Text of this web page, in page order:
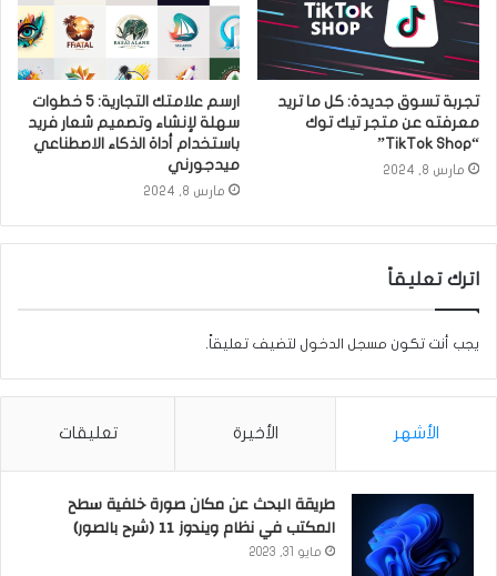
تجربة تسوق جديدة: كل ما تريد
معرفته عن متجر تيك توك
“TikTok Shop”
مارس 8, 2024
ارسم علامتك التجارية: 5 خطوات
سهلة لإنشاء وتصميم شعار فريد
باستخدام أداة الذكاء الاصطناعي
ميدجورني
مارس 8, 2024
اترك تعليقاً
يجب أنت تكون مسجل الدخول لتضيف تعليقاً.
الأشهر الأخيرة تعليقات
طريقة البحث عن مكان صورة خلفية سطح
المكتب في نظام ويندوز 11 (شرح بالصور)
مايو 31, 2023